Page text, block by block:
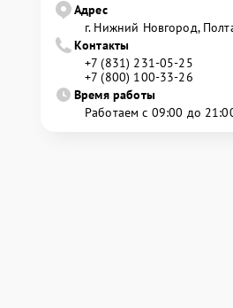
Адрес
г. Нижний Новгород,
Контакты
+7 (831) 231-05-25
+7 (800) 100-33-26
Время работы
Работаем с 09:00 до